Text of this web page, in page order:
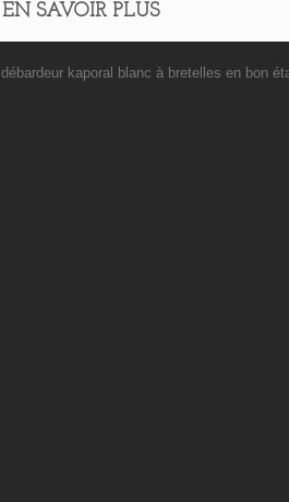
EN SAVOIR PLUS
débardeur kaporal blanc à bretelles en bon